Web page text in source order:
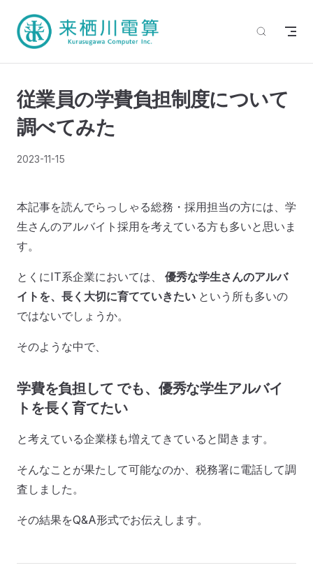
従業員の学費負担制度について
調べてみた
2023-11-15
本記事を読んでらっしゃる総務・採用担当の方には、学
生さんのアルバイト採用を考えている方も多いと思いま
す。
とくにIT系企業においては、 優秀な学生さんのアルバ
イトを、長く大切に育てていきたい という所も多いの
ではないでしょうか。
そのような中で、
学費を負担して でも、優秀な学生アルバイ
トを長く育てたい
と考えている企業様も増えてきていると聞きます。
そんなことが果たして可能なのか、税務署に電話して調
査しました。
その結果をQ&A形式でお伝えします。